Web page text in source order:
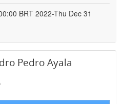
BRT 2022-Thu Dec 31
Pedro Ayala